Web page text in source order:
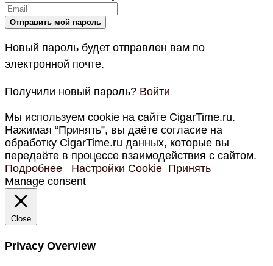
Новый пароль будет отправлен вам по
электронной почте.
Получили новый пароль? Войти
Мы используем cookie на сайте CigarTime.ru.
Нажимая “Принять”, вы даёте согласие на
обработку CigarTime.ru данных, которые вы
передаёте в процессе взаимодействия с сайтом.
Подробнее
Настройки Cookie Принять
Manage consent
Close
Privacy Overview